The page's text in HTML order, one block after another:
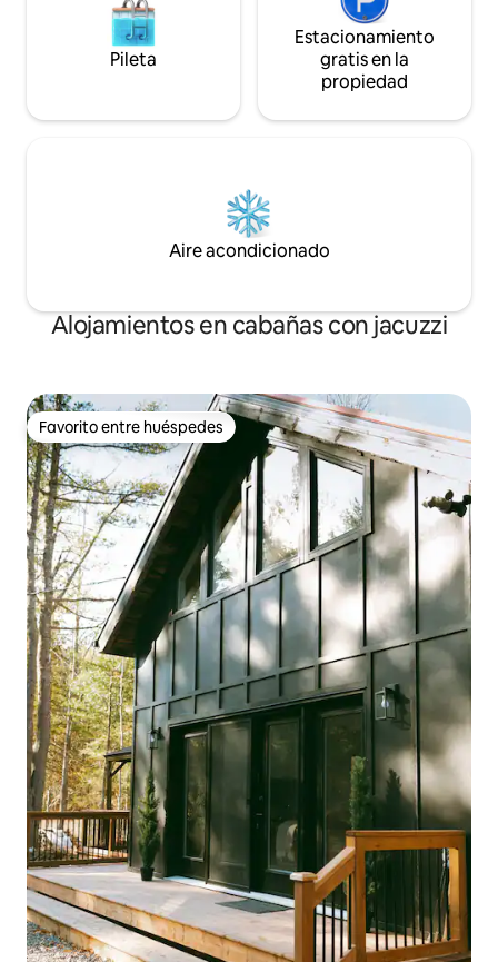
Pileta
Estacionamiento
gratis en la
propiedad
Aire acondicionado
Alojamientos en cabañas con jacuzzi
Favorito entre huéspedes
Favorito entre huéspedes